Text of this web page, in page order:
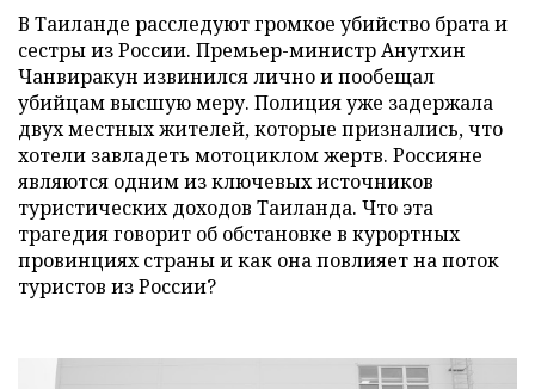
В Таиланде расследуют громкое убийство брата и
сестры из России. Премьер-министр Анутхин
Чанвиракун извинился лично и пообещал
убийцам высшую меру. Полиция уже задержала
двух местных жителей, которые признались, что
хотели завладеть мотоциклом жертв. Россияне
являются одним из ключевых источников
туристических доходов Таиланда. Что эта
трагедия говорит об обстановке в курортных
провинциях страны и как она повлияет на поток
туристов из России?